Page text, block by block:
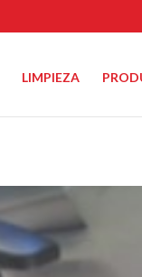
LIMPIEZA